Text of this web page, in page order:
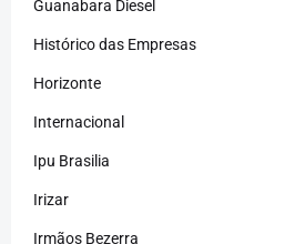
Guanabara Diesel
Histórico das Empresas
Horizonte
Internacional
Ipu Brasilia
Irizar
Irmãos Bezerra